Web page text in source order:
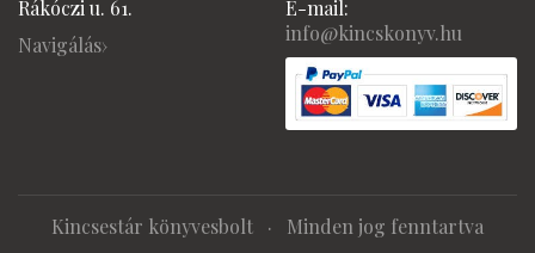
Rákóczi u. 61.
Navigálás›
E-mail:
info@kincskonyv.hu
Kincsestár könyvesbolt · Minden jog fenntartva